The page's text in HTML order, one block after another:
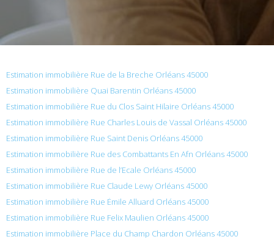
Estimation immobilière Rue de la Breche Orléans 45000
Estimation immobilière Quai Barentin Orléans 45000
Estimation immobilière Rue du Clos Saint Hilaire Orléans 45000
Estimation immobilière Rue Charles Louis de Vassal Orléans 45000
Estimation immobilière Rue Saint Denis Orléans 45000
Estimation immobilière Rue des Combattants En Afn Orléans 45000
Estimation immobilière Rue de l’Ecale Orléans 45000
Estimation immobilière Rue Claude Lewy Orléans 45000
Estimation immobilière Rue Émile Alluard Orléans 45000
Estimation immobilière Rue Felix Maulien Orléans 45000
Estimation immobilière Place du Champ Chardon Orléans 45000